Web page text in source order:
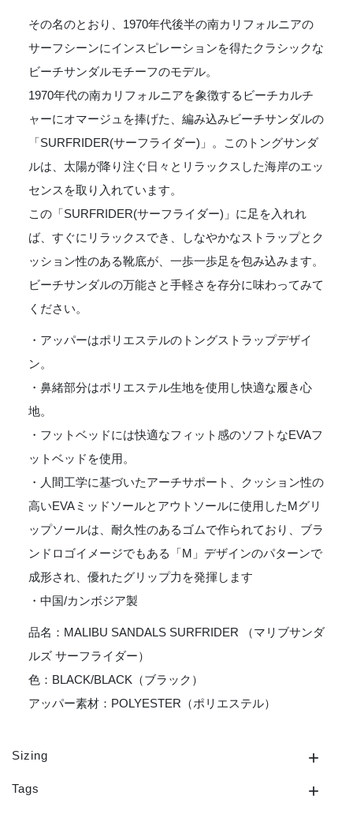
その名のとおり、1970年代後半の南カリフォルニアの
サーフシーンにインスピレーションを得たクラシックな
ビーチサンダルモチーフのモデル。
1970年代の南カリフォルニアを象徴するビーチカルチ
ャーにオマージュを捧げた、編み込みビーチサンダルの
「SURFRIDER(サーフライダー)」。このトングサンダ
ルは、太陽が降り注ぐ日々とリラックスした海岸のエッ
センスを取り入れています。
この「SURFRIDER(サーフライダー)」に足を入れれ
ば、すぐにリラックスでき、しなやかなストラップとク
ッション性のある靴底が、一歩一歩足を包み込みます。
ビーチサンダルの万能さと手軽さを存分に味わってみて
ください。
・アッパーはポリエステルのトングストラップデザイ
ン。
・鼻緒部分はポリエステル生地を使用し快適な履き心
地。
・フットベッドには快適なフィット感のソフトなEVAフ
ットベッドを使用。
・人間工学に基づいたアーチサポート、クッション性の
高いEVAミッドソールとアウトソールに使用したMグリ
ップソールは、耐久性のあるゴムで作られており、ブラ
ンドロゴイメージでもある「M」デザインのパターンで
成形され、優れたグリップ力を発揮します
・中国/カンボジア製
品名：MALIBU SANDALS SURFRIDER （マリブサンダ
ルズ サーフライダー）
色：BLACK/BLACK（ブラック）
アッパー素材：POLYESTER（ポリエステル）
Sizing
Tags